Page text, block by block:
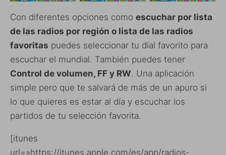
Con diferentes opciones como escuchar por lista
de las radios por región o lista de las radios
favoritas puedes seleccionar tu dial favorito para
escuchar el mundial. También puedes tener
Control de volumen, FF y RW. Una aplicación
simple pero que te salvará de más de un apuro si
lo que quieres es estar al día y escuchar los
partidos de tu selección favorita.
[itunes
url=»https://itunes.apple.com/es/app/radios-